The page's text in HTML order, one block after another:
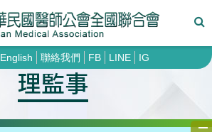
English 聯絡我們 FB LINE IG
理監事